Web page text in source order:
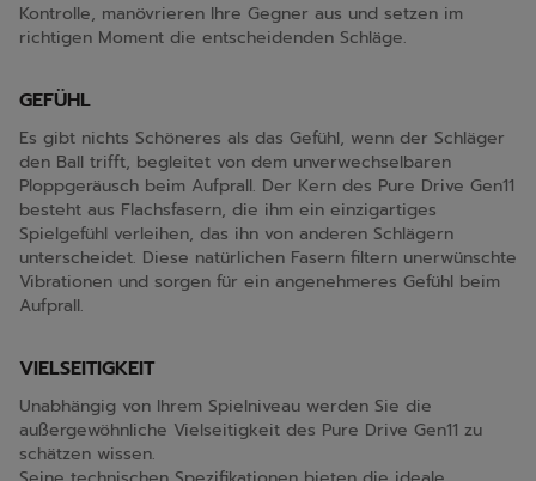
Kontrolle, manövrieren Ihre Gegner aus und setzen im
richtigen Moment die entscheidenden Schläge.
GEFÜHL
Es gibt nichts Schöneres als das Gefühl, wenn der Schläger
den Ball trifft, begleitet von dem unverwechselbaren
Ploppgeräusch beim Aufprall. Der Kern des Pure Drive Gen11
besteht aus Flachsfasern, die ihm ein einzigartiges
Spielgefühl verleihen, das ihn von anderen Schlägern
unterscheidet. Diese natürlichen Fasern filtern unerwünschte
Vibrationen und sorgen für ein angenehmeres Gefühl beim
Aufprall.
VIELSEITIGKEIT
Unabhängig von Ihrem Spielniveau werden Sie die
außergewöhnliche Vielseitigkeit des Pure Drive Gen11 zu
schätzen wissen.